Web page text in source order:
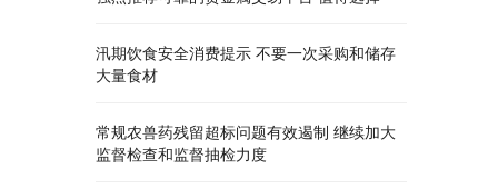
汛期饮食安全消费提示 不要一次采购和储存
大量食材
常规农兽药残留超标问题有效遏制 继续加大
监督检查和监督抽检力度